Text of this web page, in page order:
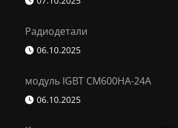
Радиодетали
06.10.2025
модуль IGBT CM600HA-24A
06.10.2025